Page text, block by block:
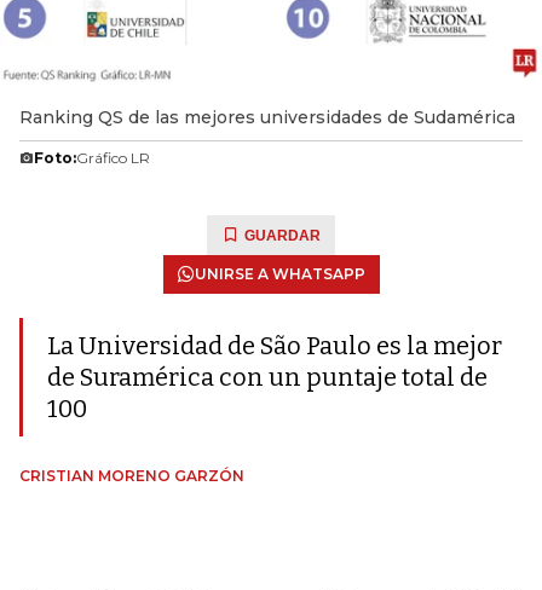
Ranking QS de las mejores universidades de Sudamérica
Foto:Gráfico LR
GUARDAR
UNIRSE A WHATSAPP
La Universidad de São Paulo es la mejor
de Suramérica con un puntaje total de
100
CRISTIAN MORENO GARZÓN